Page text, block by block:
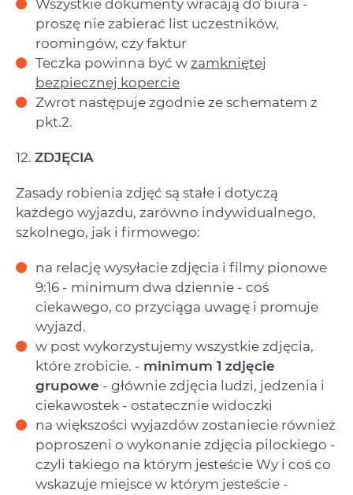
Wszystkie dokumenty wracają do biura -
proszę nie zabierać list uczestników,
roomingów, czy faktur
Teczka powinna być w zamkniętej
bezpiecznej kopercie
Zwrot następuje zgodnie ze schematem z
pkt.2.
12. ZDJĘCIA
Zasady robienia zdjęć są stałe i dotyczą
każdego wyjazdu, zarówno indywidualnego,
szkolnego, jak i firmowego:
na relację wysyłacie zdjęcia i filmy pionowe
9:16 - minimum dwa dziennie - coś
ciekawego, co przyciąga uwagę i promuje
wyjazd.
w post wykorzystujemy wszystkie zdjęcia,
które zrobicie. - minimum 1 zdjęcie
grupowe - głównie zdjęcia ludzi, jedzenia i
ciekawostek - ostatecznie widoczki
na większości wyjazdów zostaniecie również
poproszeni o wykonanie zdjęcia pilockiego -
czyli takiego na którym jesteście Wy i coś co
wskazuje miejsce w którym jesteście -